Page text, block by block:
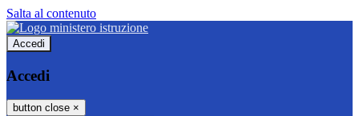
Salta al contenuto
Accedi
Accedi
button close ×